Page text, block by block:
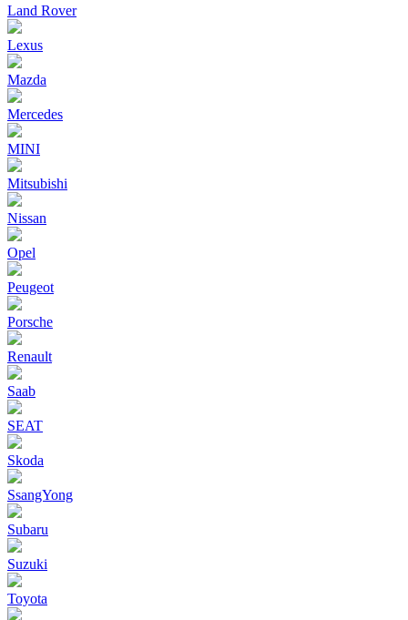
Land Rover
Lexus
Mazda
Mercedes
MINI
Mitsubishi
Nissan
Opel
Peugeot
Porsche
Renault
Saab
SEAT
Skoda
SsangYong
Subaru
Suzuki
Toyota